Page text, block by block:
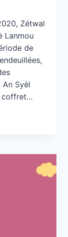
Zétwal
Lanmou
de
Syèl
coffret…